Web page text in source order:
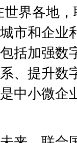
世界各地
市和企业
括加强数
、提升数
中小微企